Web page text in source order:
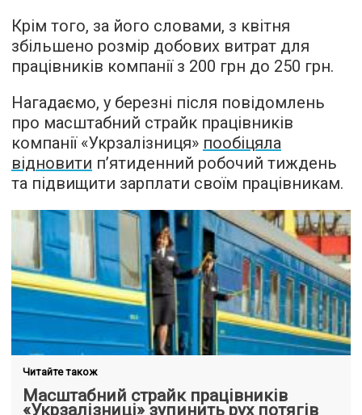
Крім того, за його словами, з квітня
збільшено розмір добових витрат для
працівників компанії з 200 грн до 250 грн.
Нагадаємо, у березні після повідомлень
про масштабний страйк працівників
компанії «Укрзалізниця» пообіцяла
відновити п’ятиденний робочий тиждень
та підвищити зарплати своїм працівникам.
Читайте також
Масштабний страйк працівників
«Укрзалізниці» зупинить рух потягів